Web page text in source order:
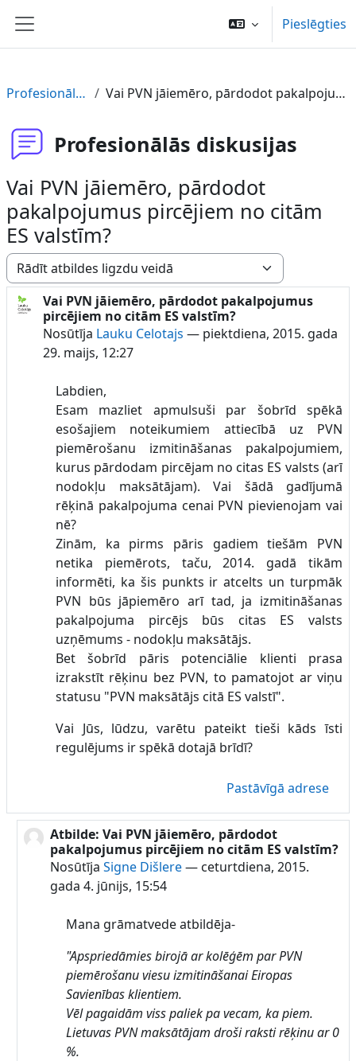
Sānu panelis
Pieslēgties
Profesionālās diskusijas Vai PVN jāiemēro, pārdodot pakalpojumus pircējiem no citām ES valstīm?
Profesionālās diskusijas
Vai PVN jāiemēro, pārdodot
pakalpojumus pircējiem no citām
ES valstīm?
Rādīšanas režīms
Vai PVN jāiemēro, pārdodot pakalpojumus
pircējiem no citām ES valstīm?
Nosūtīja Lauku Celotajs — piektdiena, 2015. gada
29. maijs, 12:27
Atbilžu skaits: 3
Labdien,
Esam mazliet apmulsuši par šobrīd spēkā
esošajiem noteikumiem attiecībā uz PVN
piemērošanu izmitināšanas pakalpojumiem,
kurus pārdodam pircējam no citas ES valsts (arī
nodokļu maksātājam). Vai šādā gadījumā
rēķinā pakalpojuma cenai PVN pievienojam vai
nē?
Zinām, ka pirms pāris gadiem tiešām PVN
netika piemērots, taču, 2014. gadā tikām
informēti, ka šis punkts ir atcelts un turpmāk
PVN būs jāpiemēro arī tad, ja izmitināšanas
pakalpojuma pircējs būs citas ES valsts
uzņēmums - nodokļu maksātājs.
Bet šobrīd pāris potenciālie klienti prasa
izrakstīt rēķinu bez PVN, to pamatojot ar viņu
statusu "PVN maksātājs citā ES valstī".
Vai Jūs, lūdzu, varētu pateikt tieši kāds īsti
regulējums ir spēkā dotajā brīdī?
Pastāvīgā adrese
Atbildot uz Lauku Celotajs
Atbilde: Vai PVN jāiemēro, pārdodot
pakalpojumus pircējiem no citām ES valstīm?
NosūtījaSigne Dišlere— ceturtdiena, 2015.
gada 4. jūnijs, 15:54
Mana grāmatvede atbildēja-
"Apspriedāmies birojā ar kolēģēm par PVN
piemērošanu viesu izmitināšanai Eiropas
Savienības klientiem.
Vēl pagaidām viss paliek pa vecam, ka piem.
Lietuvas PVN maksātājam droši raksti rēķinu ar 0
%.